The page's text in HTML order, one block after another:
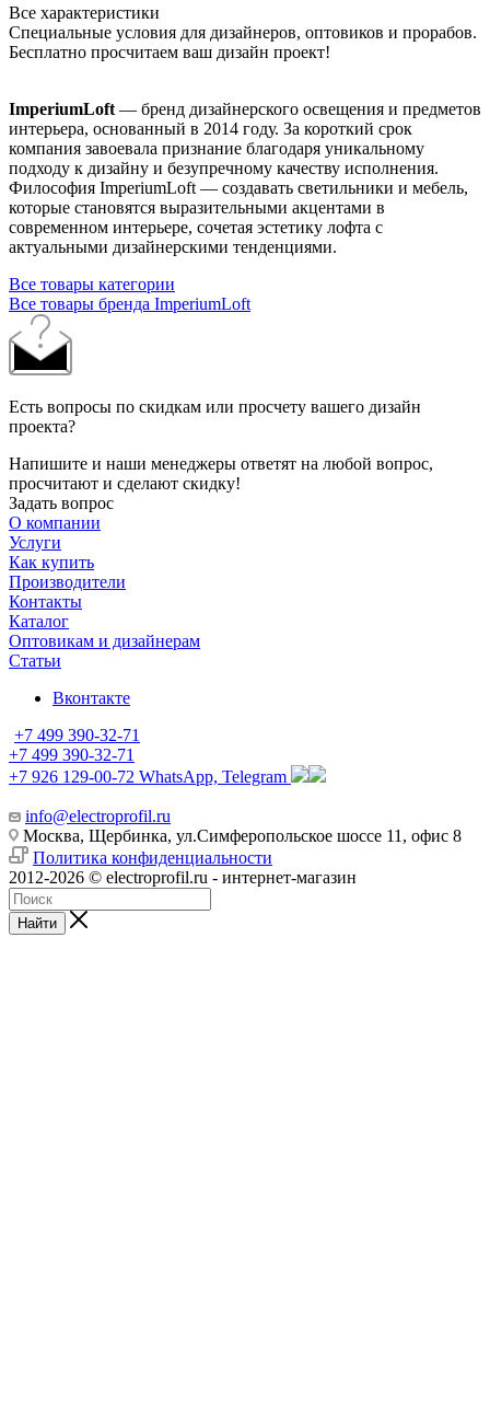
Все характеристики
Специальные условия для дизайнеров, оптовиков и прорабов.
Бесплатно просчитаем ваш дизайн проект!
ImperiumLoft — бренд дизайнерского освещения и предметов
интерьера, основанный в 2014 году. За короткий срок
компания завоевала признание благодаря уникальному
подходу к дизайну и безупречному качеству исполнения.
Философия ImperiumLoft — создавать светильники и мебель,
которые становятся выразительными акцентами в
современном интерьере, сочетая эстетику лофта с
актуальными дизайнерскими тенденциями.
Все товары категории
Все товары бренда ImperiumLoft
Есть вопросы по скидкам или просчету вашего дизайн
проекта?
Напишите и наши менеджеры ответят на любой вопрос,
просчитают и сделают скидку!
Задать вопрос
О компании
Услуги
Как купить
Производители
Контакты
Каталог
Оптовикам и дизайнерам
Статьи
Вконтакте
+7 499 390-32-71
+7 499 390-32-71
+7 926 129-00-72 WhatsApp, Telegram
info@electroprofil.ru
Москва, Щербинка, ул.Симферопольское шоссе 11, офис 8
Политика конфиденциальности
2012-2026 © electroprofil.ru - интернет-магазин
Найти